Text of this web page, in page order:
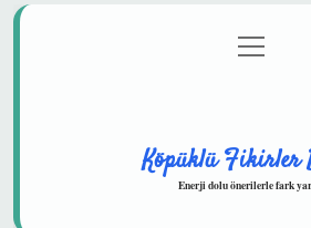
Gizlilik Politikası
menüyü
aç
Köpüklü Fikirler
Enerji dolu önerilerle fark